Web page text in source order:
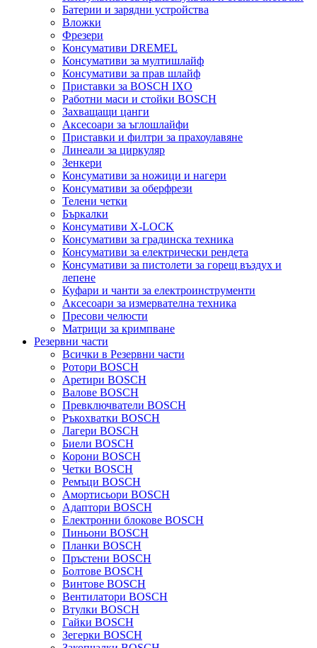
Батерии и зарядни устройства
Вложки
Фрезери
Консумативи DREMEL
Консумативи за мултишлайф
Консумативи за прав шлайф
Приставки за BOSCH IXO
Работни маси и стойки BOSCH
Захващащи цанги
Аксесоари за ъглошлайфи
Приставки и филтри за прахоулавяне
Линеали за циркуляр
Зенкери
Консумативи за ножици и нагери
Консумативи за оберфрези
Телени четки
Бъркалки
Консумативи X-LOCK
Консумативи за градинска техника
Консумативи за електрически рендета
Консумативи за пистолети за горещ въздух и
лепене
Куфари и чанти за електроинструменти
Аксесоари за измервателна техника
Пресови челюсти
Матрици за кримпване
Резервни части
Всички в Резервни части
Ротори BOSCH
Аретири BOSCH
Валове BOSCH
Превключватели BOSCH
Ръкохватки BOSCH
Лагери BOSCH
Биели BOSCH
Корони BOSCH
Четки BOSCH
Ремъци BOSCH
Амортисьори BOSCH
Адаптори BOSCH
Електронни блокове BOSCH
Пиньони BOSCH
Планки BOSCH
Пръстени BOSCH
Болтове BOSCH
Винтове BOSCH
Вентилатори BOSCH
Втулки BOSCH
Гайки BOSCH
Зегерки BOSCH